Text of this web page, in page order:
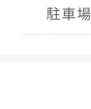
駐車場